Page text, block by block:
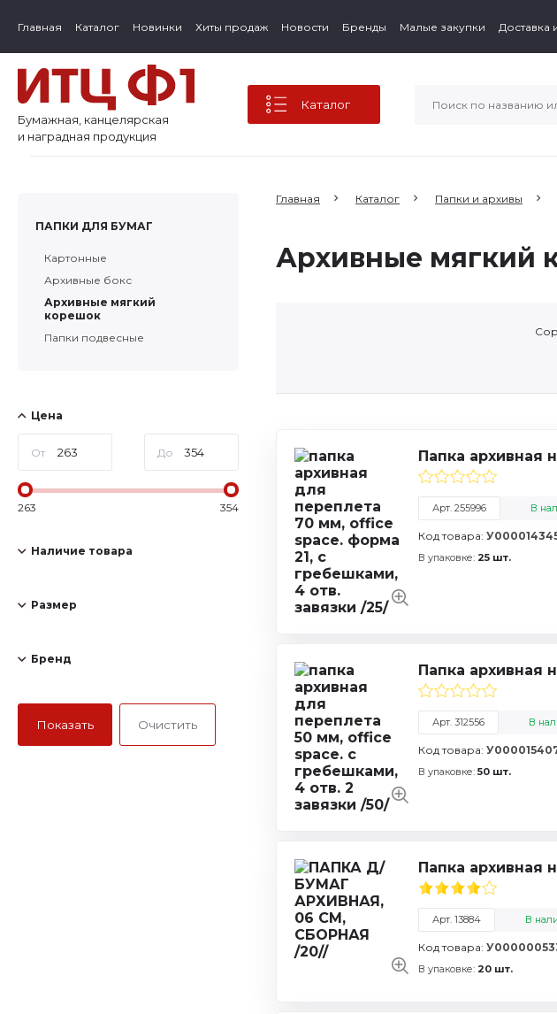
Главная Каталог Новинки Хиты продаж Новости Бренды Малые закупки Доставка
Бумажная, канцелярская
и наградная продукция
Каталог
ПАПКИ ДЛЯ БУМАГ
Картонные
Архивные бокс
Архивные мягкий
корешок
Папки подвесные
Цена
От До
263 354
Наличие товара
Размер
Бренд
Главная Каталог Папки и архивы
Архивные мягкий
Папка архивная
Арт. 255996 В
Код товара:
В упаковке: 25 шт.
Папка архивная
Арт. 312556 В
Код товара:
В упаковке: 50 шт.
Папка архивная
Арт. 13884 В
Код товара:
В упаковке: 20 шт.